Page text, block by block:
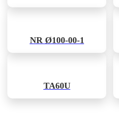
NR Ø100-00-1
TA60U